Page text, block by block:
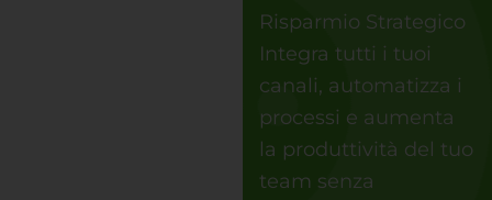
Risparmio Strategico
Integra tutti i tuoi
canali, automatizza i
processi e aumenta
la produttività del tuo
team senza